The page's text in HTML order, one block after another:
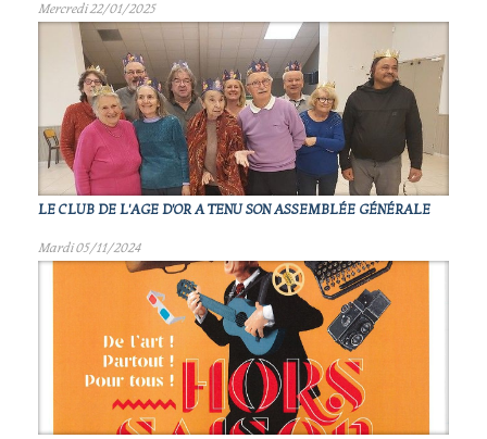
Mercredi 22/01/2025
LE CLUB DE L'AGE D'OR A TENU SON ASSEMBLÉE GÉNÉRALE
Mardi 05/11/2024